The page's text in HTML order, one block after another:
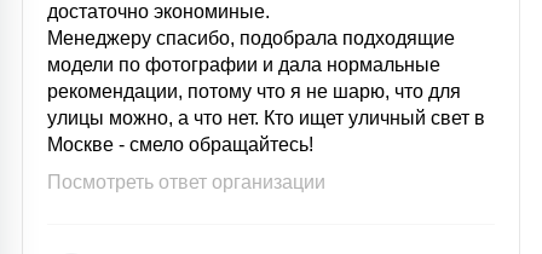
достаточно экономиные.
Менеджеру спасибо, подобрала подходящие
модели по фотографии и дала нормальные
рекомендации, потому что я не шарю, что для
улицы можно, а что нет. Кто ищет уличный свет в
Москве - смело обращайтесь!
Посмотреть ответ организации